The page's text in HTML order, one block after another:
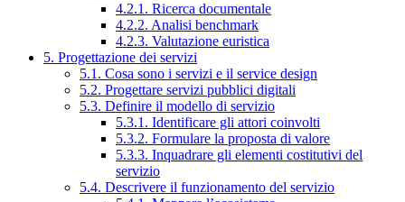
4.2.1. Ricerca documentale
4.2.2. Analisi benchmark
4.2.3. Valutazione euristica
5. Progettazione dei servizi
5.1. Cosa sono i servizi e il service design
5.2. Progettare servizi pubblici digitali
5.3. Definire il modello di servizio
5.3.1. Identificare gli attori coinvolti
5.3.2. Formulare la proposta di valore
5.3.3. Inquadrare gli elementi costitutivi del
servizio
5.4. Descrivere il funzionamento del servizio